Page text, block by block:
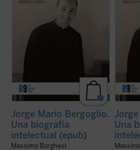
marca el actual pontificado del papa ...
Jorge Mario Bergoglio.
Una biografía
intelectual (epub)
Massimo Borghesi
marca el
Una